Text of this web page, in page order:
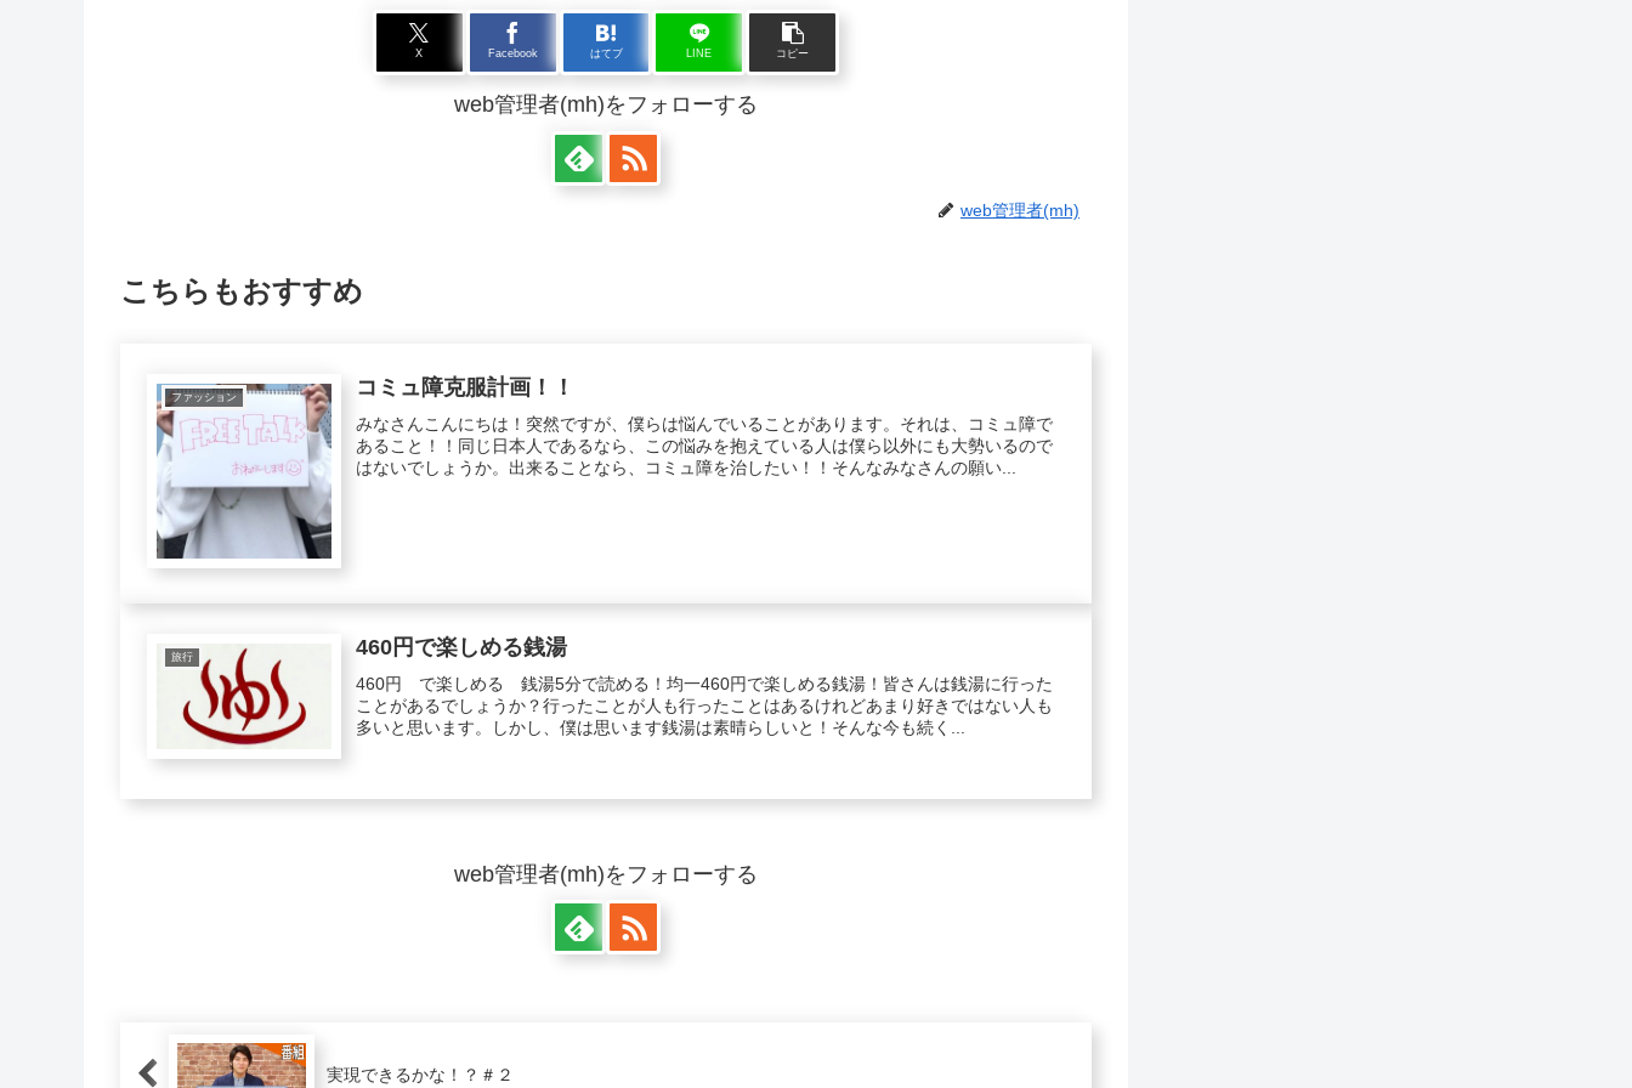
X Facebook はてブ LINE コピー
web管理者(mh)をフォローする
web管理者(mh)
こちらもおすすめ
ファッション コミュ障克服計画！！
みなさんこんにちは！突然ですが、僕らは悩んでいることがあります。それは、コミュ障で
あること！！同じ日本人であるなら、この悩みを抱えている人は僕ら以外にも大勢いるので
はないでしょうか。出来ることなら、コミュ障を治したい！！そんなみなさんの願い...
旅行 460円で楽しめる銭湯
460円 で楽しめる 銭湯5分で読める！均一460円で楽しめる銭湯！皆さんは銭湯に行った
ことがあるでしょうか？行ったことが人も行ったことはあるけれどあまり好きではない人も
多いと思います。しかし、僕は思います銭湯は素晴らしいと！そんな今も続く...
web管理者(mh)をフォローする
実現できるかな！？＃２